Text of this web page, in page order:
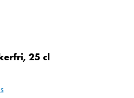
25 cl